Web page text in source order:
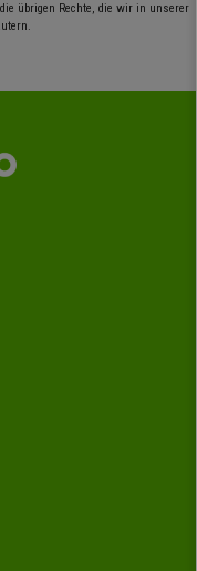
übrigen Rechte, die wir in unserer